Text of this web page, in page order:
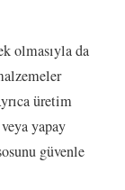
olmasıyla da
üretim
yapay
güvenle